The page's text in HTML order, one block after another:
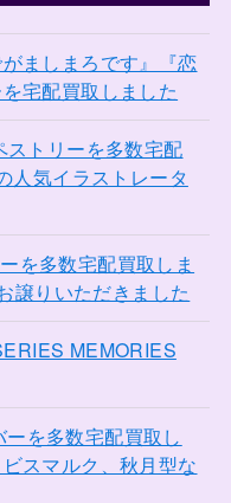
ましまろです』『恋
宅配買取しました
トリーを多数宅配
人気イラストレータ
を多数宅配買取しま
譲りいただきました
MEMORIES
を多数宅配買取し
スマルク、秋月型な